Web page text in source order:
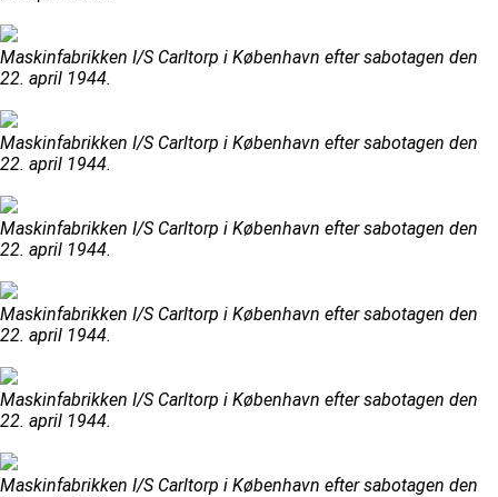
Maskinfabrikken I/S Carltorp i København efter sabotagen den
22. april 1944.
Maskinfabrikken I/S Carltorp i København efter sabotagen den
22. april 1944.
Maskinfabrikken I/S Carltorp i København efter sabotagen den
22. april 1944.
Maskinfabrikken I/S Carltorp i København efter sabotagen den
22. april 1944.
Maskinfabrikken I/S Carltorp i København efter sabotagen den
22. april 1944.
Maskinfabrikken I/S Carltorp i København efter sabotagen den